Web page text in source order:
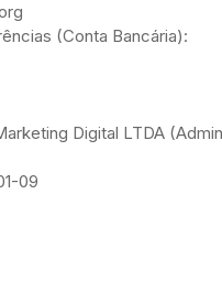
(Conta Bancária):
Digital LTDA
09